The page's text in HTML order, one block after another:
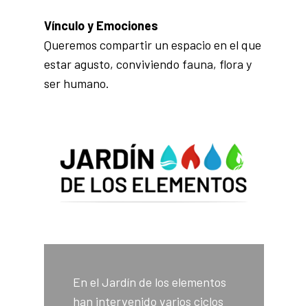
Vínculo y Emociones
Queremos compartir un espacio en el que
estar agusto, conviviendo fauna, flora y
ser humano.
En el Jardín de los elementos
han intervenido varios ciclos